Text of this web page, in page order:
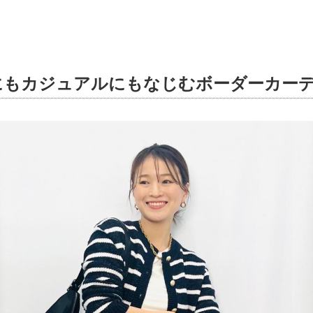
カジュアルにもなじむボーダーカー